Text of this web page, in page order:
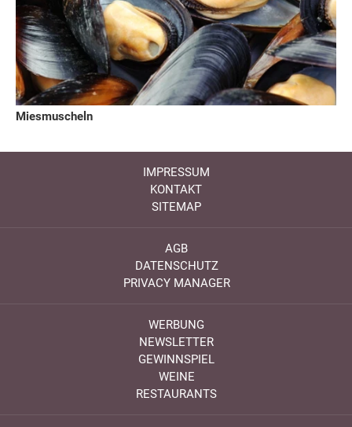
Miesmuscheln
IMPRESSUM
KONTAKT
SITEMAP
AGB
DATENSCHUTZ
PRIVACY MANAGER
WERBUNG
NEWSLETTER
GEWINNSPIEL
WEINE
RESTAURANTS